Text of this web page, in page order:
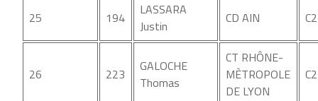
25 194
LASSARA
Justin
CD AIN C2
26 223
GALOCHE
Thomas
CT RHÔNE-
MÈTROPOLE
DE LYON
C2